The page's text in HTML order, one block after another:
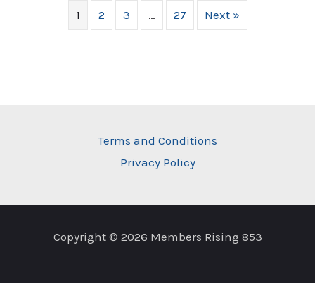
1 2 3 … 27 Next »
Terms and Conditions
Privacy Policy
Copyright © 2026 Members Rising 853